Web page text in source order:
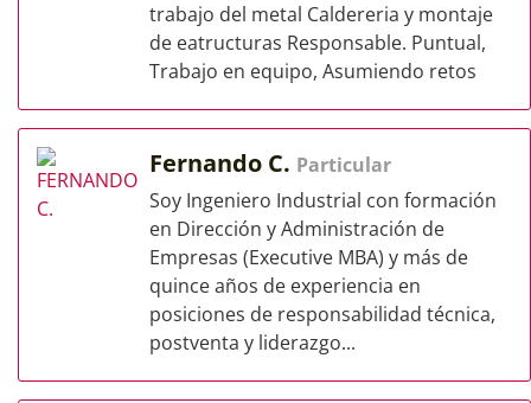
trabajo del metal Caldereria y montaje
de eatructuras Responsable. Puntual,
Trabajo en equipo, Asumiendo retos
Fernando C. Particular
Soy Ingeniero Industrial con formación
en Dirección y Administración de
Empresas (Executive MBA) y más de
quince años de experiencia en
posiciones de responsabilidad técnica,
postventa y liderazgo...